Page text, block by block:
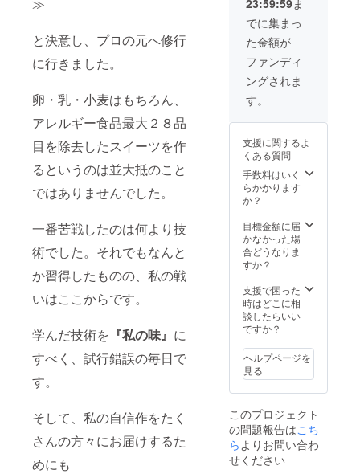
と決意し、プロの元へ修行
に行きました。
卵・乳・小麦はもちろん、
アレルギー食品最大２８品
目を除去したスイーツを作
るというのは並大抵のこと
ではありませんでした。
一番苦戦したのは何より技
術でした。それでもなんと
か習得したものの、私の戦
いはここからです。
学んだ技術を 『私の味』 に
すべく、試行錯誤の毎日で
す。
そして、私の自信作をたく
さんの方々にお届けするた
めにも
等にてご相談さ
せていただきま
す。
23:59:59ま
でに集まっ
た金額が
ファンディ
ングされま
す。
支援に関するよ
くある質問
手数料はいく
らかかります
か？
目標金額に届
かなかった場
合どうなりま
すか？
支援で困った
時はどこに相
談したらいい
ですか？
ヘルプページを
見る
このプロジェクト
の問題報告はこち
らよりお問い合わ
せください